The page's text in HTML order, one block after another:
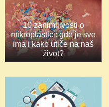
10 zanimljivosti o
mikroplastici: gde je sve
ima i kako utiče na naš
život?